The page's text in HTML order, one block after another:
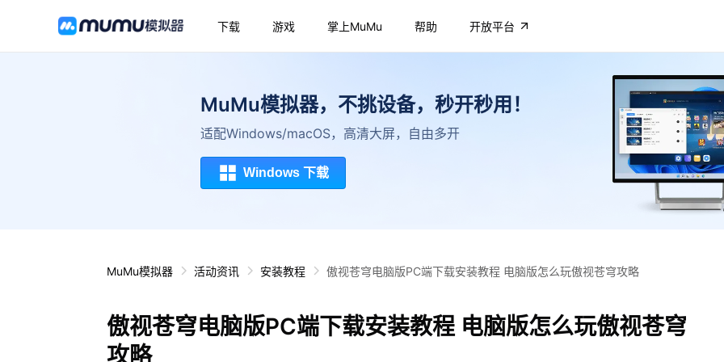
下载 游戏 掌上MuMu 帮助 开放平台
MuMu模拟器，不挑设备，秒开秒用！
适配Windows/macOS，高清大屏，自由多开
Windows 下载
MuMu模拟器 活动资讯 安装教程 傲视苍穹电脑版PC端下载安装教程 电脑版怎么玩傲视苍穹攻略
傲视苍穹电脑版PC端下载安装教程 电脑版怎么玩傲视苍穹
攻略